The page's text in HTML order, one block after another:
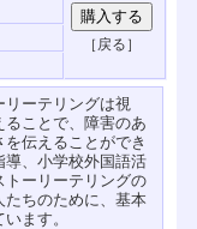
ーテリングは視
ことで、障害のあ
伝えることができ
導、小学校外国語活
トーリーテリングの
たちのために、基本
ます。